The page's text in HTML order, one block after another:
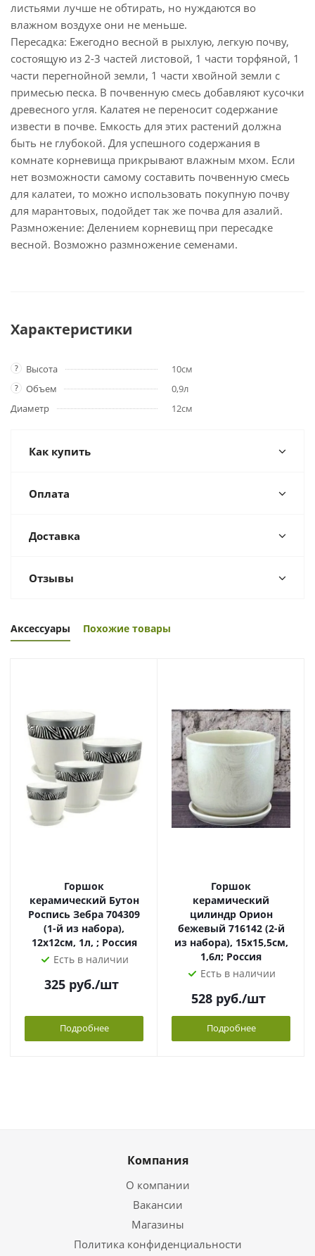
листьями лучше не обтирать, но нуждаются во
влажном воздухе они не меньше.
Пересадка: Ежегодно весной в рыхлую, легкую почву,
состоящую из 2-3 частей листовой, 1 части торфяной, 1
части перегнойной земли, 1 части хвойной земли с
примесью песка. В почвенную смесь добавляют кусочки
древесного угля. Калатея не переносит содержание
извести в почве. Емкость для этих растений должна
быть не глубокой. Для успешного содержания в
комнате корневища прикрывают влажным мхом. Если
нет возможности самому составить почвенную смесь
для калатеи, то можно использовать покупную почву
для марантовых, подойдет так же почва для азалий.
Размножение: Делением корневищ при пересадке
весной. Возможно размножение семенами.
Характеристики
? Высота 10см
? Объем
0,9л
Диаметр
12см
Как купить
Оплата
Доставка
Отзывы
Аксессуары Похожие товары
Горшок
керамический Бутон
Роспись Зебра 704309
(1-й из набора),
12х12см, 1л, ; Россия
Есть в наличии
325 руб./шт
Подробнее
Горшок
керамический
цилиндр Орион
бежевый 716142 (2-й
из набора), 15х15,5см,
1,6л; Россия
Есть в наличии
528 руб./шт
Подробнее
Компания
О компании
Вакансии
Магазины
Политика конфиденциальности